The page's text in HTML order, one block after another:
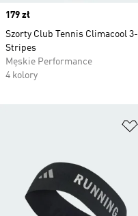
Price
179 zł
Szorty Club Tennis Climacool 3-
Stripes
Męskie Performance
4 kolory